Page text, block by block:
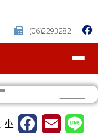
(06)2293282
⏸
小